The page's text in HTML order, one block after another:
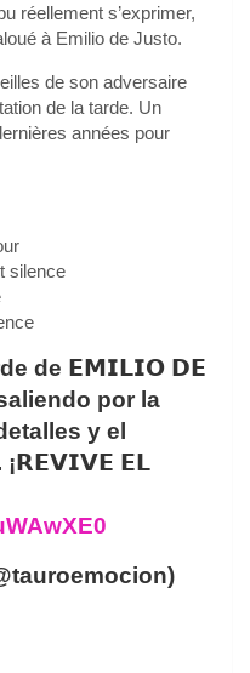
réellement s’exprimer,
à Emilio de Justo.
de son adversaire
de la tarde. Un
années pour
silence
de 𝗘𝗠𝗜𝗟𝗜𝗢 𝗗𝗘
por la
y el
¡𝗥𝗘𝗩𝗜𝗩𝗘 𝗘𝗟